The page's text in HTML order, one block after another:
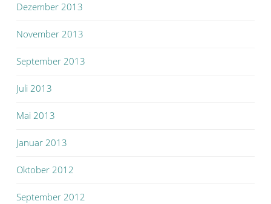
Dezember 2013
November 2013
September 2013
Juli 2013
Mai 2013
Januar 2013
Oktober 2012
September 2012